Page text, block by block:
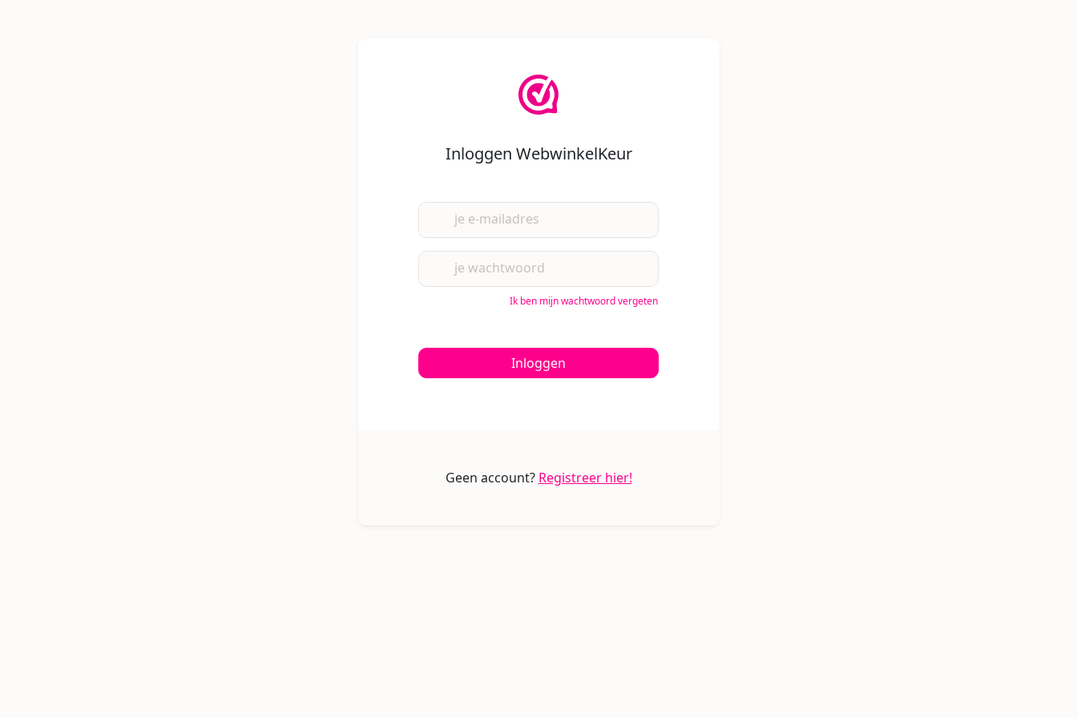
Inloggen WebwinkelKeur
je e-mailadres
je wachtwoord
Ik ben mijn wachtwoord vergeten
Inloggen
Geen account? Registreer hier!